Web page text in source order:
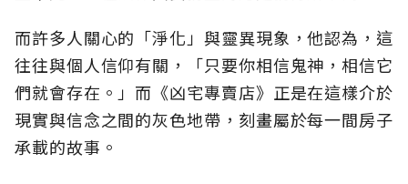
而許多人關心的「淨化」與靈異現象，他認為，這
往往與個人信仰有關，「只要你相信鬼神，相信它
們就會存在。」而《凶宅專賣店》正是在這樣介於
現實與信念之間的灰色地帶，刻畫屬於每一間房子
承載的故事。